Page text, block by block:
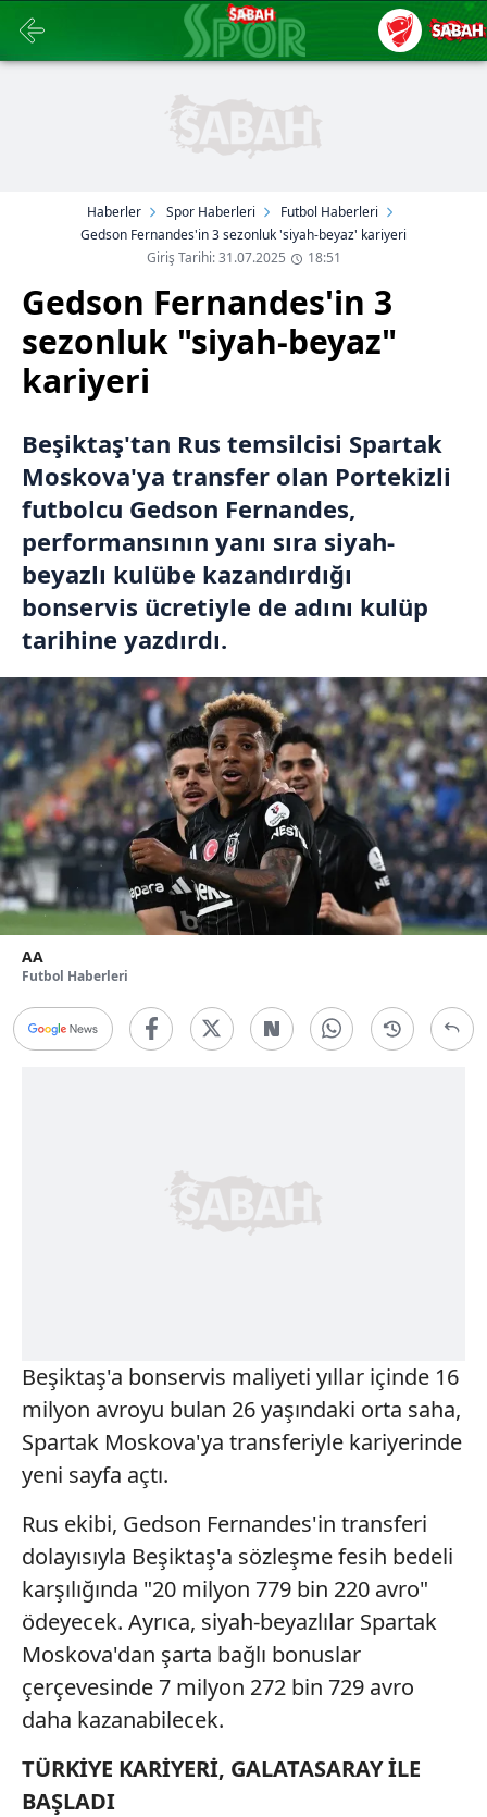
Haberler Spor Haberleri
Futbol Haberleri
Gedson Fernandes'in 3 sezonluk 'siyah-beyaz' kariyeri
Giriş Tarihi: 31.07.2025
18:51
Gedson Fernandes'in 3
sezonluk "siyah-beyaz"
kariyeri
Beşiktaş'tan Rus temsilcisi Spartak
Moskova'ya transfer olan Portekizli
futbolcu Gedson Fernandes,
performansının yanı sıra siyah-
beyazlı kulübe kazandırdığı
bonservis ücretiyle de adını kulüp
tarihine yazdırdı.
AA
Futbol Haberleri
Beşiktaş'a bonservis maliyeti yıllar içinde 16
milyon avroyu bulan 26 yaşındaki orta saha,
Spartak Moskova'ya transferiyle kariyerinde
yeni sayfa açtı.
Rus ekibi, Gedson Fernandes'in transferi
dolayısıyla Beşiktaş'a sözleşme fesih bedeli
karşılığında "20 milyon 779 bin 220 avro"
ödeyecek. Ayrıca, siyah-beyazlılar Spartak
Moskova'dan şarta bağlı bonuslar
çerçevesinde 7 milyon 272 bin 729 avro
daha kazanabilecek.
TÜRKİYE KARİYERİ, GALATASARAY İLE
BAŞLADI